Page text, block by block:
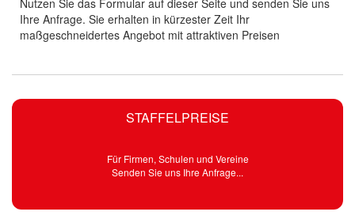
STAFFELPREISE
Für Firmen, Schulen und Vereine
Senden Sie uns Ihre Anfrage...
Nutzen Sie das Formular auf dieser Seite und senden Sie uns
Ihre Anfrage. Sie erhalten in kürzester Zeit Ihr
maßgeschneidertes Angebot mit attraktiven Preisen